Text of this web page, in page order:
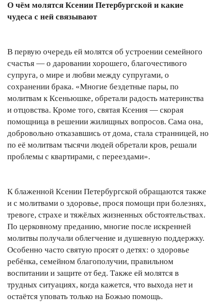
О чём молятся Ксении Петербургской и какие
чудеса с ней связывают
В первую очередь ей молятся об устроении семейного
счастья — о даровании хорошего, благочестивого
супруга, о мире и любви между супругами, о
сохранении брака. «Многие бездетные пары, по
молитвам к Ксеньюшке, обретали радость материнства
и отцовства. Кроме того, святая Ксения — скорая
помощница в решении жилищных вопросов. Сама она,
добровольно отказавшись от дома, стала странницей, но
по её молитвам тысячи людей обретали кров, решали
проблемы с квартирами, с переездами».
К блаженной Ксении Петербургской обращаются также
и с молитвами о здоровье, прося помощи при болезнях,
тревоге, страхе и тяжёлых жизненных обстоятельствах.
По церковному преданию, многие после искренней
молитвы получали облегчение и душевную поддержку.
Особенно часто святую просят о детях: о здоровье
ребёнка, семейном благополучии, правильном
воспитании и защите от бед. Также ей молятся в
трудных ситуациях, когда кажется, что выхода нет и
остаётся уповать только на Божью помощь.